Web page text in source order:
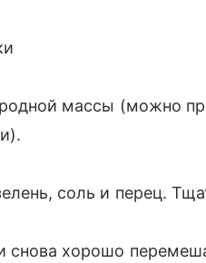
массы (можно
соль и перец.
снова хорошо